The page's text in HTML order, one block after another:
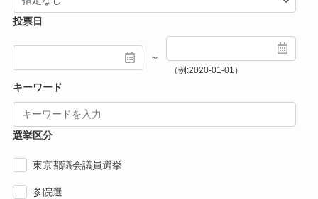
投票日
～
（例:2020-01-01）
キーワード
選挙区分
東京都議会議員選挙
参院選